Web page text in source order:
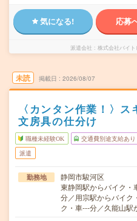
気になる! 応募
派遣会社 株式会社バイト
未読 掲載日 2026/08/07
〈カンタン作業！〉
文房具の仕分け
職種未経験OK 交通費別途支給あり
派遣
勤務地
静岡市駿河区
東静岡駅からバイク・
分／用宗駅からバイク
ク・車---分／久能山駅